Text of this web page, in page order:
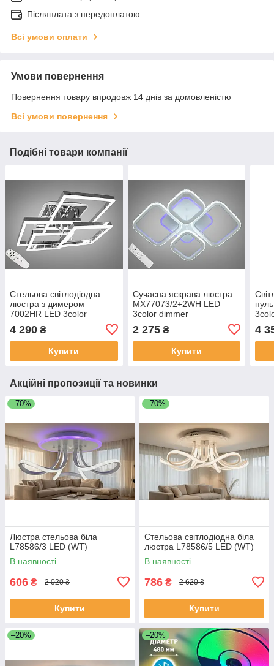
Післяплата з передоплатою
Всі умови оплати
Умови повернення
Повернення товару впродовж 14 днів за домовленістю
Всі умови повернення
Подібні товари компанії
Стельова світлодіодна
люстра з димером
7002HR LED 3color
4 290 ₴
Купити
Сучасна яскрава люстра
MX77073/2+2WH LED
3color dimmer
2 275₴
Купити
4
Акційні пропозиції та новинки
–70%
Люстра стельова біла
L78586/3 LED (WT)
В наявності
606 ₴ 2 020 ₴
Купити
–70%
Стельова світлодіодна біла
люстра L78586/5 LED (WT)
В наявності
786 ₴ 2 620 ₴
Купити
–20% –20%